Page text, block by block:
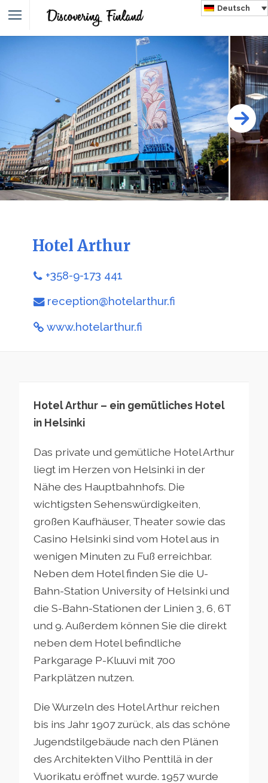
Deutsch
Hotel Arthur
+358-9-173 441
reception@hotelarthur.fi
www.hotelarthur.fi
Hotel Arthur – ein gemütliches Hotel
in Helsinki
Das private und gemütliche Hotel Arthur
liegt im Herzen von Helsinki in der
Nähe des Hauptbahnhofs. Die
wichtigsten Sehenswürdigkeiten,
großen Kaufhäuser, Theater sowie das
Casino Helsinki sind vom Hotel aus in
wenigen Minuten zu Fuß erreichbar.
Neben dem Hotel finden Sie die U-
Bahn-Station University of Helsinki und
die S-Bahn-Stationen der Linien 3, 6, 6T
und 9. Außerdem können Sie die direkt
neben dem Hotel befindliche
Parkgarage P-Kluuvi mit 700
Parkplätzen nutzen.
Die Wurzeln des Hotel Arthur reichen
bis ins Jahr 1907 zurück, als das schöne
Jugendstilgebäude nach den Plänen
des Architekten Vilho Penttilä in der
Vuorikatu eröffnet wurde. 1957 wurde